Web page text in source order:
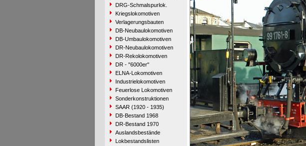
DRG-Schmalspurlok.
Kriegslokomotiven
Verlagerungsbauten
DB-Neubaulokomotiven
DB-Umbaulokomotiven
DR-Neubaulokomotiven
DR-Rekolokomotiven
DR - "6000er"
ELNA-Lokomotiven
Industrielokomotiven
Feuerlose Lokomotiven
Sonderkonstruktionen
SAAR (1920 - 1935)
DB-Bestand 1968
DR-Bestand 1970
Auslandsbestände
Lokbestandslisten